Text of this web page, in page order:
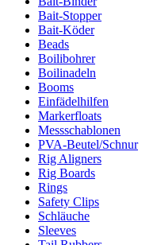
Bait-Stopper
Bait-Köder
Beads
Boilibohrer
Boilinadeln
Booms
Einfädelhilfen
Markerfloats
Messschablonen
PVA-Beutel/Schnur
Rig Aligners
Rig Boards
Rings
Safety Clips
Schläuche
Sleeves